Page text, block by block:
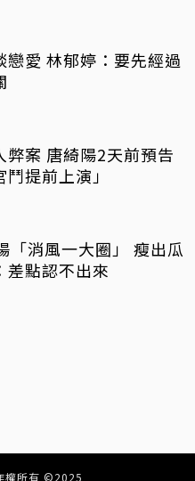
要先經過
弊案 唐綺陽2天前預告
鬥提前上演」
「消風一大圈」 瘦出瓜
差點認不出來
權所有 ©2025